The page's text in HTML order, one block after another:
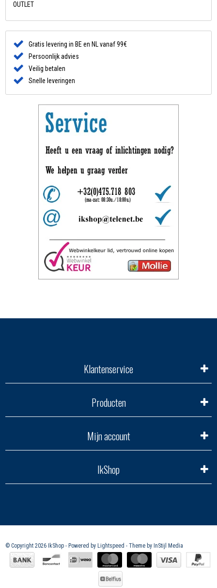
OUTLET
Gratis levering in BE en NL vanaf 99€
Persoonlijk advies
Veilig betalen
Snelle leveringen
Klantenservice
Producten
Mijn account
IkShop
© Copyright 2026 IkShop - Powered by Lightspeed - Theme by InStijl Media